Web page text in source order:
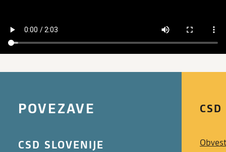
POVEZAVE
CSD SLOVENIJE
CSD